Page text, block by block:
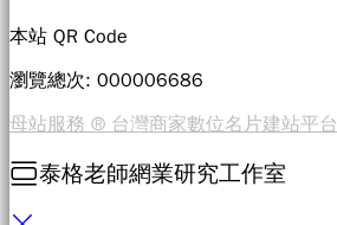
本站 QR Code
瀏覽總次: 000006686
母站服務 ® 台灣商家數位名片建站平台
泰格老師網業研究工作室